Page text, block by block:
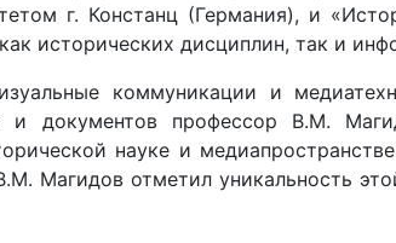
г. Констанц (Германия), и
исторических дисциплин, так и
коммуникации и
и документов профессор В.М.
науке и
Магидов отметил уникальность